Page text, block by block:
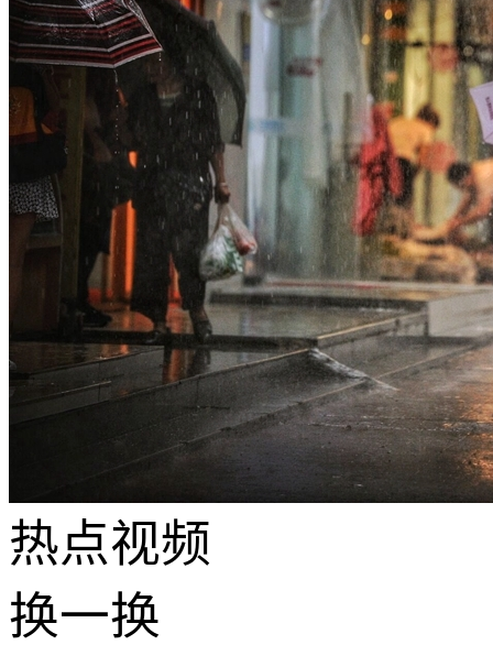
热点视频
换一换